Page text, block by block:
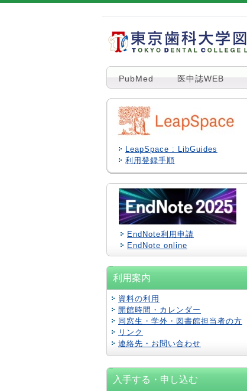
PubMed 医中誌WEB
LeapSpace : LibGuides
利用登録手順
EndNote利用申請
EndNote online
利用案内
資料の利用
開館時間・カレンダー
同窓生・学外・図書館担当者の方
リンク
連絡先・お問い合わせ
入手する・申し込む